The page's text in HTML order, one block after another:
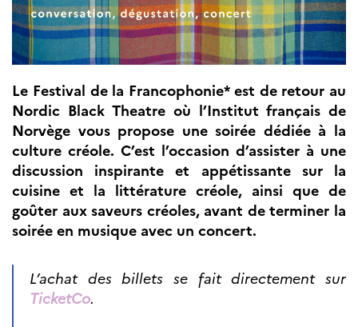
Partenaires
Formation des
enseignants
Séminaires et
Ressources
pédagogiques
UNIVERSITÉS
Étudiants,
doctorants et
post-
doctorants
Étudier en France
France
Étudier en
Le Festival de la Francophonie* est de retour au
Nordic Black Theatre où l’Institut français de
Norvège vous propose une soirée dédiée à la
culture créole. C’est l’occasion d’assister à une
discussion inspirante et appétissante sur la
cuisine et la littérature créole, ainsi que de
goûter aux saveurs créoles, avant de terminer la
soirée en musique avec un concert.
L’achat des billets se fait directement sur
TicketCo.